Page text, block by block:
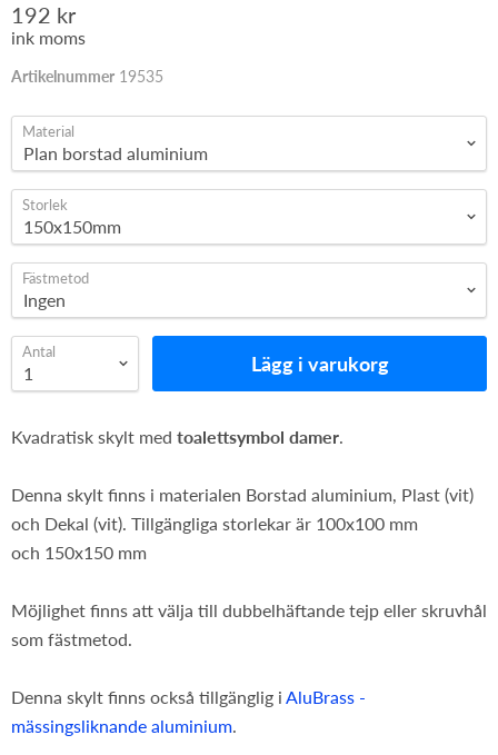
192 kr
ink moms
Artikelnummer 19535
Material
Storlek
Fästmetod
Antal Lägg i varukorg
Kvadratisk skylt med toalettsymbol damer.
Denna skylt finns i materialen Borstad aluminium, Plast (vit)
och Dekal (vit). Tillgängliga storlekar är 100x100 mm
och 150x150 mm
Möjlighet finns att välja till dubbelhäftande tejp eller skruvhål
som fästmetod.
Denna skylt finns också tillgänglig i AluBrass -
mässingsliknande aluminium.